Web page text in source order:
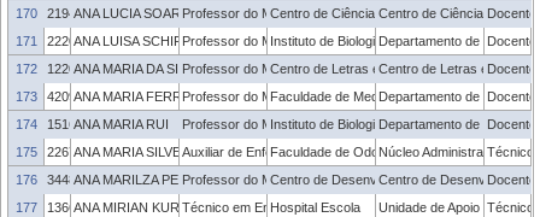
170
2194979ANA LUCIA SOARES CHAVESProfessor do Magistério Superior
Centro de Ciências Químicas, Farmacêuticas
Centro de CiênciasDocente
171
2220236ANA LUISA SCHIFINO VALENTEProfessor do Magistério Superior
Instituto de BiologiaDepartamento de
Docente
172
1220138ANA MARIA DA SILVA CAVALHEIRO
Professor do Magistério Superior
Centro de Letras e Comunicação
Centro de Letras eDocente
173
420973ANA MARIA FERREIRA BORGES TEIXEIRA
Professor do Magistério Superior
Faculdade de MedicinaDepartamento de Medicina
Docente
174
1516846ANA MARIA RUI Professor do Magistério Superior
Instituto de BiologiaDepartamento de Docente
175
2267419ANA MARIA SILVEIRA DOS SANTOS GALARÇA
Auxiliar de EnfermagemFaculdade de OdontologiaNúcleo Administrativo - FO
Técnico
176
3448645ANA MARILZA PERNAS FLEISCHMANN
Professor do Magistério Superior
Centro de Desenvolvimento Tecnológico
Centro de
Docente
177
1366164ANA MIRIAN KURZ SCHMALFUSS
Técnico em Enfermagem
Hospital Escola Unidade de Apoio aoTécnico